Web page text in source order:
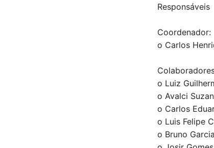
Responsáveis
Coordenador:
o Carlos
o Luiz
o Avalci
o Carlos
o Luis Felipe
o Bruno Garcia